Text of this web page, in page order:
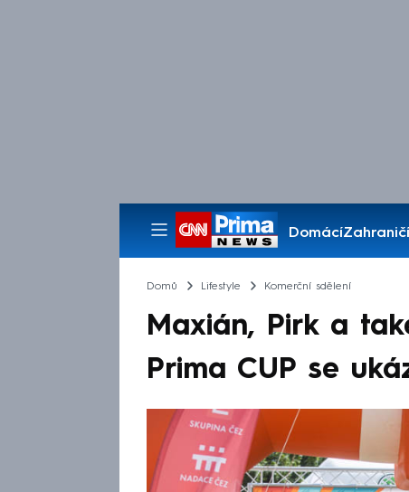
DomácíZahraničí
Pořady
Domů Lifestyle Komerční sdělení
Maxián, Pirk a
Prima CUP se